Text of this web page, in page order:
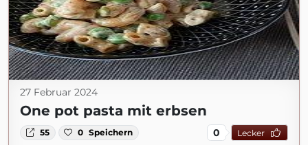
27 Februar 2024
One pot pasta mit erbsen
55 0 Speichern 0 Lecker